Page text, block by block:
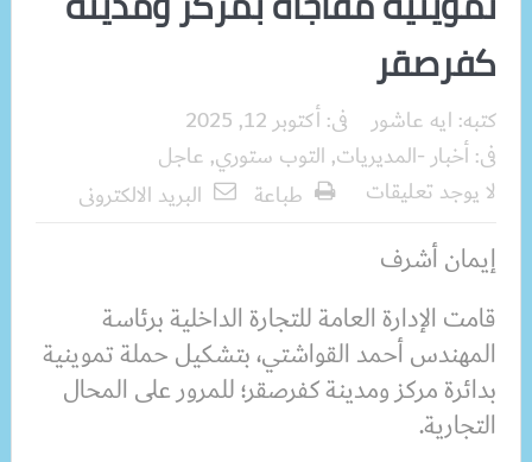
كفرصقر
كتبه: ايه عاشور فى:أكتوبر 12, 2025
فى:أخبار -المديريات, التوب ستوري, عاجل
لا يوجد تعليقات
طباعة البريد الالكترونى
إيمان أشرف
قامت الإدارة العامة للتجارة الداخلية برئاسة
المهندس أحمد القواشتي، بتشكيل حملة تموينية
بدائرة مركز ومدينة كفرصقر؛ للمرور على المحال
التجارية.